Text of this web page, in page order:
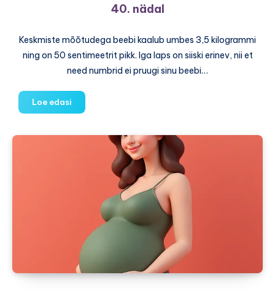
40. nädal
Keskmiste mõõtudega beebi kaalub umbes 3,5 kilogrammi
ning on 50 sentimeetrit pikk. Iga laps on siiski erinev, nii et
need numbrid ei pruugi sinu beebi…
Loe edasi
nädal